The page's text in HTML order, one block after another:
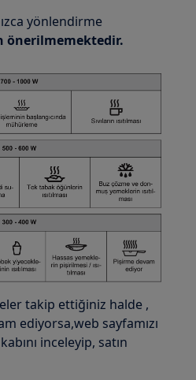
yönlendirme
önerilmemektedir.
takip ettiğiniz halde ,
ediyorsa,web sayfamızı
inceleyip, satın